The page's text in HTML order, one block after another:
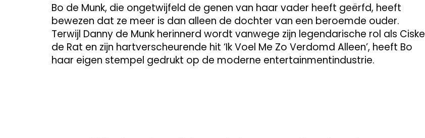
Bo de Munk, die ongetwijfeld de genen van haar vader heeft geërfd, heeft
bewezen dat ze meer is dan alleen de dochter van een beroemde ouder.
Terwijl Danny de Munk herinnerd wordt vanwege zijn legendarische rol als Ciske
de Rat en zijn hartverscheurende hit ‘Ik Voel Me Zo Verdomd Alleen’, heeft Bo
haar eigen stempel gedrukt op de moderne entertainmentindustrie.